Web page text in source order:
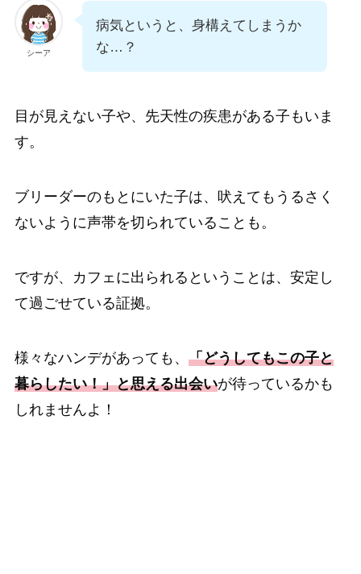
シーア
病気というと、身構えてしまうか
な…？
目が見えない子や、先天性の疾患がある子もいま
す。
ブリーダーのもとにいた子は、吠えてもうるさく
ないように声帯を切られていることも。
ですが、カフェに出られるということは、安定し
て過ごせている証拠。
様々なハンデがあっても、 「どうしてもこの子と
暮らしたい！」と思える出会いが待っているかも
しれませんよ！